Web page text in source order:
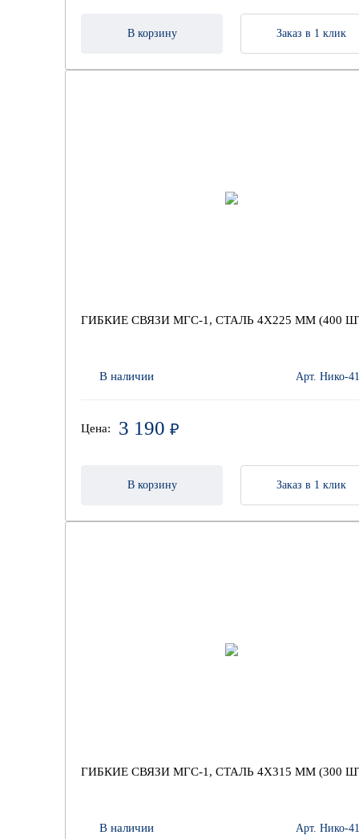
В корзину Заказ в 1 клик
ГИБКИЕ СВЯЗИ МГС-1, СТАЛЬ 4Х225 ММ (400
В наличии Арт. Нико-
Цена: 3 190 ₽
В корзину Заказ в 1 клик
ГИБКИЕ СВЯЗИ МГС-1, СТАЛЬ 4Х315 ММ (300
В наличии Арт. Нико-